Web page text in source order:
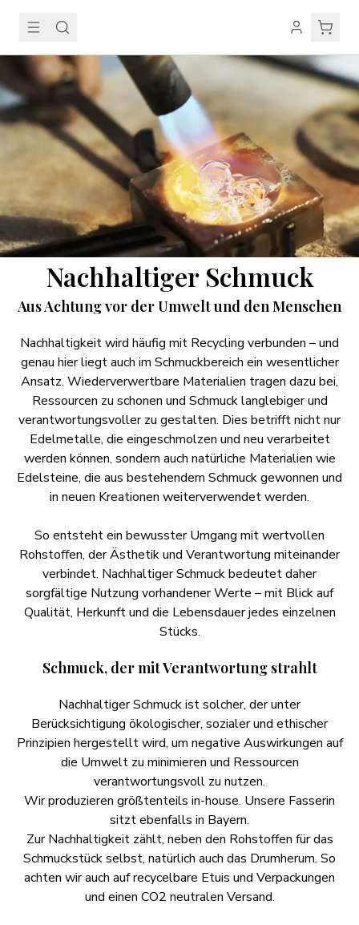
Nachhaltiger Schmuck
Aus Achtung vor der Umwelt und den Menschen
Nachhaltigkeit wird häufig mit Recycling verbunden – und
genau hier liegt auch im Schmuckbereich ein wesentlicher
Ansatz. Wiederverwertbare Materialien tragen dazu bei,
Ressourcen zu schonen und Schmuck langlebiger und
verantwortungsvoller zu gestalten. Dies betrifft nicht nur
Edelmetalle, die eingeschmolzen und neu verarbeitet
werden können, sondern auch natürliche Materialien wie
Edelsteine, die aus bestehendem Schmuck gewonnen und
in neuen Kreationen weiterverwendet werden.
So entsteht ein bewusster Umgang mit wertvollen
Rohstoffen, der Ästhetik und Verantwortung miteinander
verbindet. Nachhaltiger Schmuck bedeutet daher
sorgfältige Nutzung vorhandener Werte – mit Blick auf
Qualität, Herkunft und die Lebensdauer jedes einzelnen
Stücks.
Schmuck, der mit Verantwortung strahlt
Nachhaltiger Schmuck ist solcher, der unter
Berücksichtigung ökologischer, sozialer und ethischer
Prinzipien hergestellt wird, um negative Auswirkungen auf
die Umwelt zu minimieren und Ressourcen
verantwortungsvoll zu nutzen.
Wir produzieren größtenteils in-house. Unsere Fasserin
sitzt ebenfalls in Bayern.
Zur Nachhaltigkeit zählt, neben den Rohstoffen für das
Schmuckstück selbst, natürlich auch das Drumherum. So
achten wir auch auf recycelbare Etuis und Verpackungen
und einen CO2 neutralen Versand.